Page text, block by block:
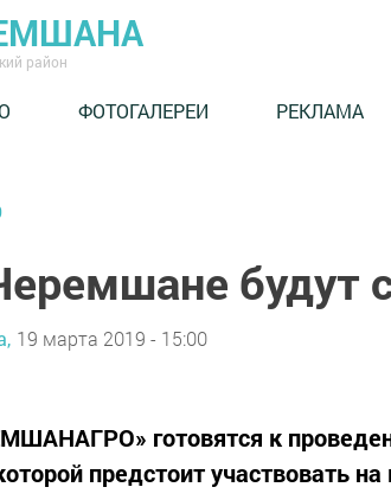
район
ФОТОГАЛЕРЕИ РЕКЛАМА
будут
19 марта 2019 - 15:00
готовятся к
предстоит участвовать